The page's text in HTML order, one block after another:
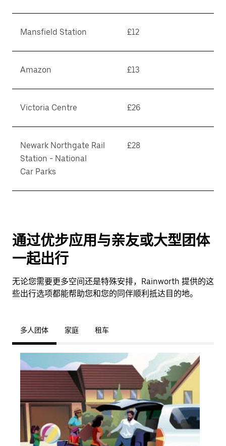
Mansfield Station £12
Amazon £13
Victoria Centre £26
Newark Northgate Rail
Station - National
Car Parks
£28
通过优步应用与亲友或大型团体
一起出行
无论您需要更多空间还是特殊安排，Rainworth 提供的这
些出行选项都能帮助您和您的同伴顺利抵达目的地。
多人团体 家庭 租车